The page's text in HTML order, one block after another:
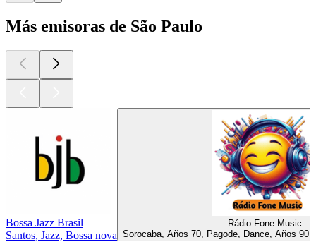
Más emisoras de São Paulo
Bossa Jazz Brasil
Santos, Jazz, Bossa nova
Rádio Fone Music
Sorocaba, Años 70, Pagode, Dance, Años